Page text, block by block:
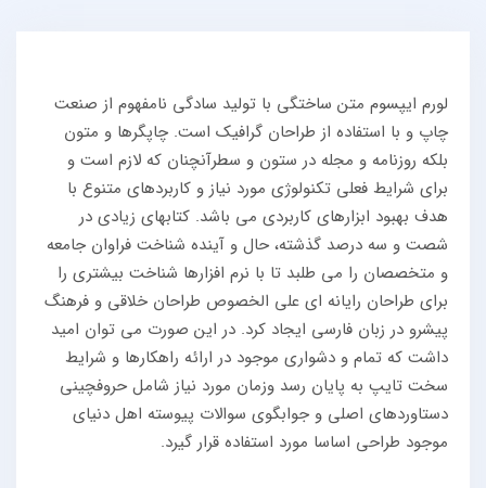
لورم ایپسوم متن ساختگی با تولید سادگی نامفهوم از صنعت
چاپ و با استفاده از طراحان گرافیک است. چاپگرها و متون
بلکه روزنامه و مجله در ستون و سطرآنچنان که لازم است و
برای شرایط فعلی تکنولوژی مورد نیاز و کاربردهای متنوع با
هدف بهبود ابزارهای کاربردی می باشد. کتابهای زیادی در
شصت و سه درصد گذشته، حال و آینده شناخت فراوان جامعه
و متخصصان را می طلبد تا با نرم افزارها شناخت بیشتری را
برای طراحان رایانه ای علی الخصوص طراحان خلاقی و فرهنگ
پیشرو در زبان فارسی ایجاد کرد. در این صورت می توان امید
داشت که تمام و دشواری موجود در ارائه راهکارها و شرایط
سخت تایپ به پایان رسد وزمان مورد نیاز شامل حروفچینی
دستاوردهای اصلی و جوابگوی سوالات پیوسته اهل دنیای
موجود طراحی اساسا مورد استفاده قرار گیرد.